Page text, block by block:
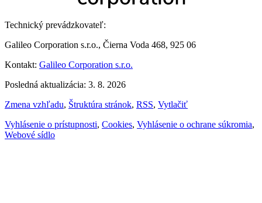
Technický prevádzkovateľ:
Galileo Corporation s.r.o., Čierna Voda 468, 925 06
Kontakt: Galileo Corporation s.r.o.
Posledná aktualizácia: 3. 8. 2026
Zmena vzhľadu, Štruktúra stránok, RSS, Vytlačiť
Vyhlásenie o prístupnosti, Cookies, Vyhlásenie o ochrane súkromia,
Webové sídlo